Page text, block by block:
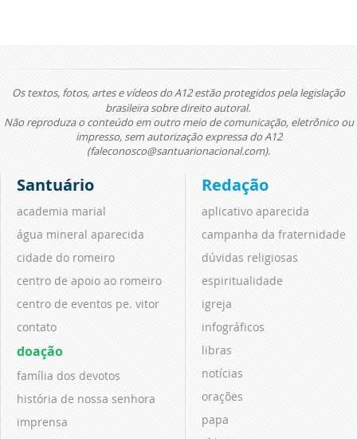
Os textos, fotos, artes e vídeos do A12 estão protegidos pela legislação
brasileira sobre direito autoral.
Não reproduza o conteúdo em outro meio de comunicação, eletrônico ou
impresso, sem autorização expressa do A12
(faleconosco@santuarionacional.com).
Santuário
academia marial
água mineral aparecida
cidade do romeiro
centro de apoio ao romeiro
centro de eventos pe. vitor
contato
doação
família dos devotos
história de nossa senhora
imprensa
Redação
aplicativo aparecida
campanha da fraternidade
dúvidas religiosas
espiritualidade
igreja
infográficos
libras
notícias
orações
papa